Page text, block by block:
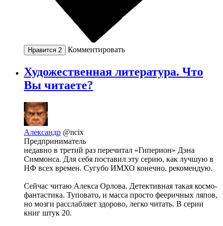
Нравится 2 Комментировать
Художественная литература. Что
Вы читаете?
Александр @ncix
Предприниматель
недавно в третий раз перечитал «Гиперион» Дэна
Симмонса. Для себя поставил эту серию, как лучшую в
НФ всех времен. Сугубо ИМХО конечно. рекомендую.
Сейчас читаю Алекса Орлова. Детективная такая космо-
фантастика. Туповато, и масса просто фееричных ляпов,
но мозги расслабляет здорово, легко читать. В серии
книг штук 20.